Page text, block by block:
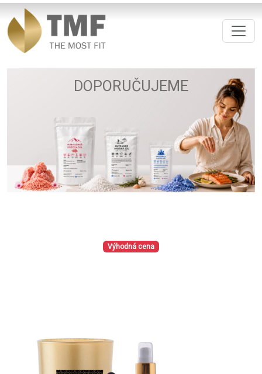
DOPORUČUJEME
Výhodná cena